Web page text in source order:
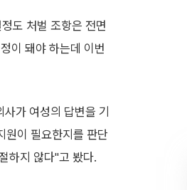
도 처벌 조항은 전면
이 돼야 하는데 이번
가 여성의 답변을 기
원이 필요한지를 판단
하지 않다"고 봤다.